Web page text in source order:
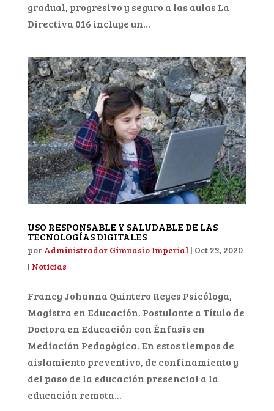
gradual, progresivo y seguro a las aulas La
Directiva 016 incluye un...
USO RESPONSABLE Y SALUDABLE DE LAS
TECNOLOGÍAS DIGITALES
por Administrador Gimnasio Imperial | Oct 23, 2020
| Noticias
Francy Johanna Quintero Reyes Psicóloga,
Magistra en Educación. Postulante a Título de
Doctora en Educación con Énfasis en
Mediación Pedagógica. En estos tiempos de
aislamiento preventivo, de confinamiento y
del paso de la educación presencial a la
educación remota...